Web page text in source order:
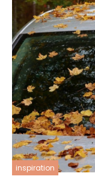
inspiration